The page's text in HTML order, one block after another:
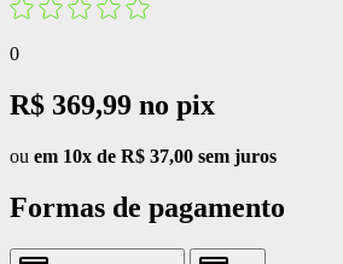
0
R$ 369,99 no pix
ou em 10x de R$ 37,00 sem juros
Formas de pagamento